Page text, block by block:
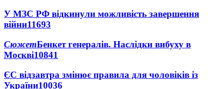
У МЗС РФ відкинули можливість завершення
війни11693
СюжетБенкет генералів. Наслідки вибуху в
Москві10841
ЄС відзавтра змінює правила для чоловіків із
України10036